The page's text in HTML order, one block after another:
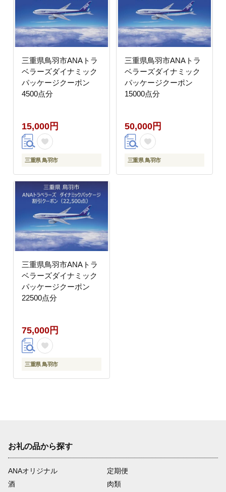
三重県鳥羽市ANAトラ
ベラーズダイナミック
パッケージクーポン
4500点分
15,000円
三重県 鳥羽市
三重県鳥羽市ANAトラ
ベラーズダイナミック
パッケージクーポン
15000点分
50,000円
三重県 鳥羽市
三重県鳥羽市ANAトラ
ベラーズダイナミック
パッケージクーポン
22500点分
75,000円
三重県 鳥羽市
お礼の品から探す
ANAオリジナル
定期便
酒
肉類